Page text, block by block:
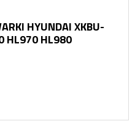
HYUNDAI XKBU-
HL970 HL980